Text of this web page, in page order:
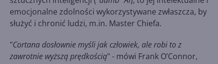
emocjonalne zdolności wykorzystywane zwłaszcza, by
służyć i chronić ludzi, m.in. Master Chiefa.
"Cortana dosłownie myśli jak człowiek, ale robi to z
zawrotnie wyższą prędkością" - mówi Frank O’Connor,